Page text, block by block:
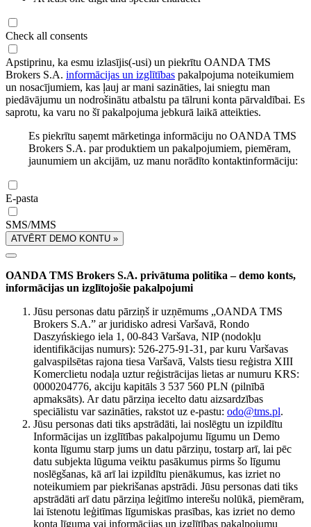
Check all consents
Apstiprinu, ka esmu izlasījis(-usi) un piekrītu OANDA TMS
Brokers S.A. informācijas un izglītības pakalpojuma noteikumiem
un nosacījumiem, kas ļauj ar mani sazināties, lai sniegtu man
piedāvājumu un nodrošinātu atbalstu pa tālruni konta pārvaldībai. Es
saprotu, ka varu no šī pakalpojuma jebkurā laikā atteikties.
Es piekrītu saņemt mārketinga informāciju no OANDA TMS
Brokers S.A. par produktiem un pakalpojumiem, piemēram,
jaunumiem un akcijām, uz manu norādīto kontaktinformāciju:
E-pasta
SMS/MMS
ATVĒRT DEMO KONTU »
OANDA TMS Brokers S.A. privātuma politika – demo konts,
informācijas un izglītojošie pakalpojumi
Jūsu personas datu pārziņš ir uzņēmums „OANDA TMS
Brokers S.A.” ar juridisko adresi Varšavā, Rondo
Daszyńskiego iela 1, 00-843 Varšava, NIP (nodokļu
identifikācijas numurs): 526-275-91-31, par kuru Varšavas
galvaspilsētas rajona tiesa Varšavā, Valsts tiesu reģistra XIII
Komerclietu nodaļa uztur reģistrācijas lietas ar numuru KRS:
0000204776, akciju kapitāls 3 537 560 PLN (pilnībā
apmaksāts). Ar datu pārziņa iecelto datu aizsardzības
speciālistu var sazināties, rakstot uz e-pastu: odo@tms.pl.
Jūsu personas dati tiks apstrādāti, lai noslēgtu un izpildītu
Informācijas un izglītības pakalpojumu līgumu un Demo
konta līgumu starp jums un datu pārziņu, tostarp arī, lai pēc
datu subjekta lūguma veiktu pasākumus pirms šo līgumu
noslēgšanas, kā arī lai izpildītu pienākumus, kas izriet no
noteikumiem par piekrišanas apstrādi. Jūsu personas dati tiks
apstrādāti arī datu pārziņa leģitīmo interešu nolūkā, piemēram,
lai īstenotu leģitīmas līgumiskas prasības, kas izriet no demo
konta līguma vai informācijas un izglītības pakalpojumu